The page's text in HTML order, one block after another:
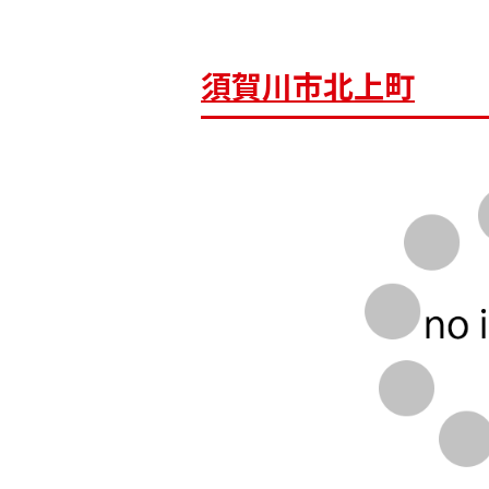
須賀川市北上町